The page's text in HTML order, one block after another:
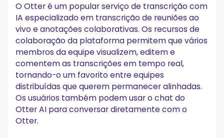
O Otter é um popular serviço de transcrição com
IA especializado em transcrição de reuniões ao
vivo e anotações colaborativas. Os recursos de
colaboração da plataforma permitem que vários
membros da equipe visualizem, editem e
comentem as transcrições em tempo real,
tornando-o um favorito entre equipes
distribuídas que querem permanecer alinhadas.
Os usuários também podem usar o chat do
Otter AI para conversar diretamente com o
Otter.